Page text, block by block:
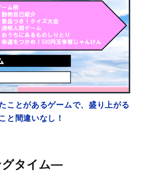
ことがあるゲームで、盛り上がる
と間違いなし！
タイム―